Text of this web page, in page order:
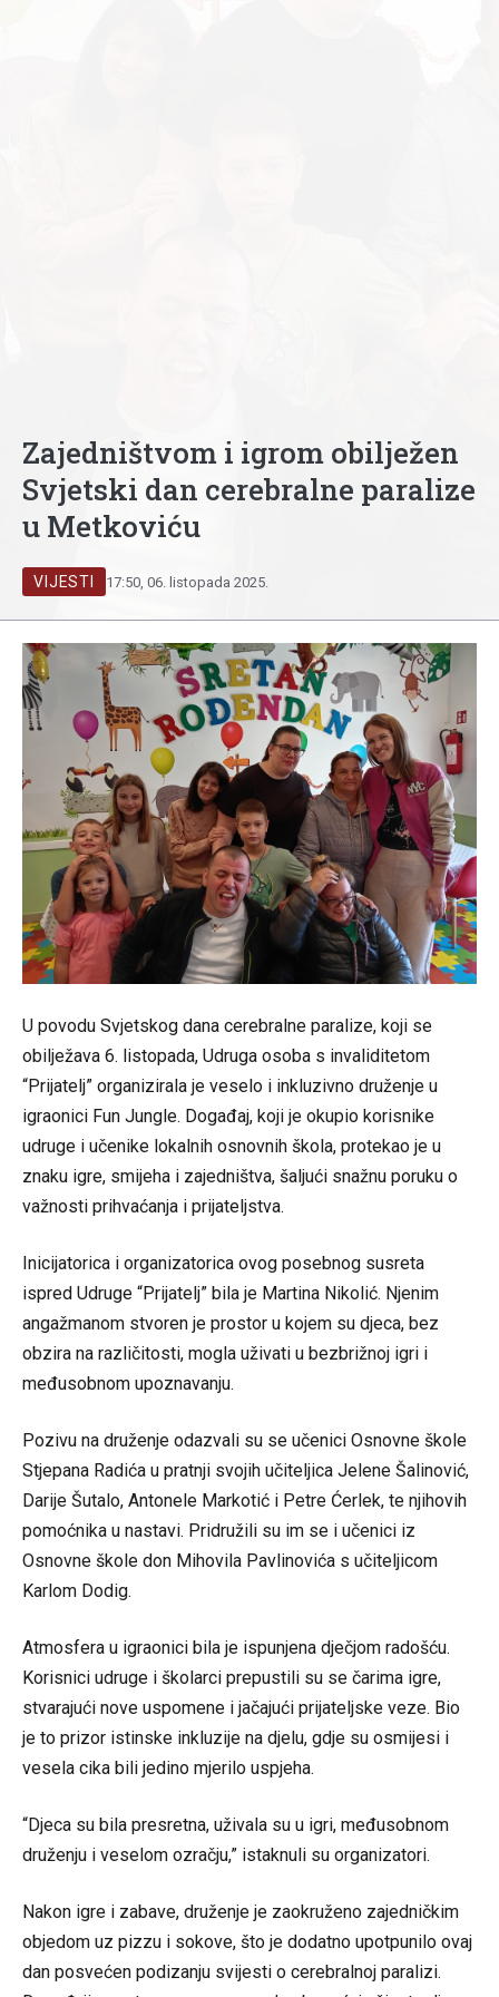
Zajedništvom i igrom obilježen
Svjetski dan cerebralne paralize
u Metkoviću
VIJESTI 17:50, 06. listopada 2025.
U povodu Svjetskog dana cerebralne paralize, koji se
obilježava 6. listopada, Udruga osoba s invaliditetom
“Prijatelj” organizirala je veselo i inkluzivno druženje u
igraonici Fun Jungle. Događaj, koji je okupio korisnike
udruge i učenike lokalnih osnovnih škola, protekao je u
znaku igre, smijeha i zajedništva, šaljući snažnu poruku o
važnosti prihvaćanja i prijateljstva.
Inicijatorica i organizatorica ovog posebnog susreta
ispred Udruge “Prijatelj” bila je Martina Nikolić. Njenim
angažmanom stvoren je prostor u kojem su djeca, bez
obzira na različitosti, mogla uživati u bezbrižnoj igri i
međusobnom upoznavanju.
Pozivu na druženje odazvali su se učenici Osnovne škole
Stjepana Radića u pratnji svojih učiteljica Jelene Šalinović,
Darije Šutalo, Antonele Markotić i Petre Ćerlek, te njihovih
pomoćnika u nastavi. Pridružili su im se i učenici iz
Osnovne škole don Mihovila Pavlinovića s učiteljicom
Karlom Dodig.
Atmosfera u igraonici bila je ispunjena dječjom radošću.
Korisnici udruge i školarci prepustili su se čarima igre,
stvarajući nove uspomene i jačajući prijateljske veze. Bio
je to prizor istinske inkluzije na djelu, gdje su osmijesi i
vesela cika bili jedino mjerilo uspjeha.
“Djeca su bila presretna, uživala su u igri, međusobnom
druženju i veselom ozračju,” istaknuli su organizatori.
Nakon igre i zabave, druženje je zaokruženo zajedničkim
objedom uz pizzu i sokove, što je dodatno upotpunilo ovaj
dan posvećen podizanju svijesti o cerebralnoj paralizi.